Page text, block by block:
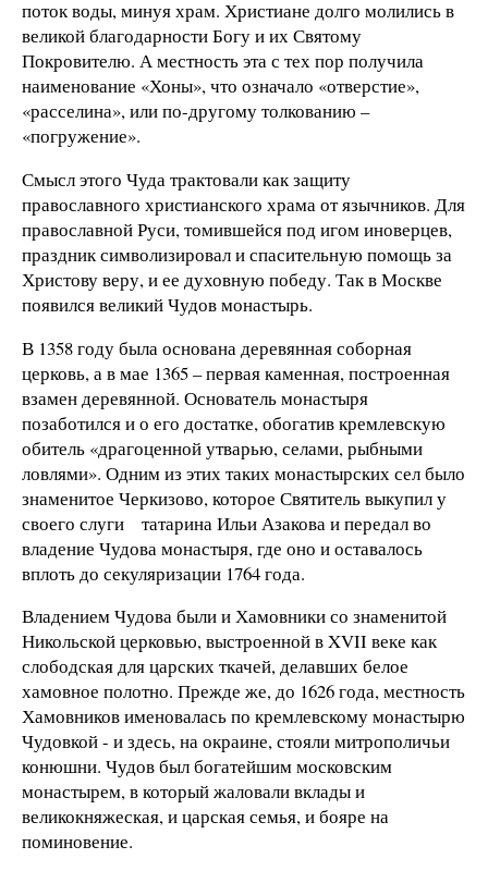
поток воды, минуя храм. Христиане долго молились в
великой благодарности Богу и их Святому
Покровителю. А местность эта с тех пор получила
наименование «Хоны», что означало «отверстие»,
«расселина», или по-другому толкованию –
«погружение».
Смысл этого Чуда трактовали как защиту
православного христианского храма от язычников. Для
православной Руси, томившейся под игом иноверцев,
праздник символизировал и спасительную помощь за
Христову веру, и ее духовную победу. Так в Москве
появился великий Чудов монастырь.
В 1358 году была основана деревянная соборная
церковь, а в мае 1365 – первая каменная, построенная
взамен деревянной. Основатель монастыря
позаботился и о его достатке, обогатив кремлевскую
обитель «драгоценной утварью, селами, рыбными
ловлями». Одним из этих таких монастырских сел было
знаменитое Черкизово, которое Святитель выкупил у
своего слуги татарина Ильи Азакова и передал во
владение Чудова монастыря, где оно и оставалось
вплоть до секуляризации 1764 года.
Владением Чудова были и Хамовники со знаменитой
Никольской церковью, выстроенной в XVII веке как
слободская для царских ткачей, делавших белое
хамовное полотно. Прежде же, до 1626 года, местность
Хамовников именовалась по кремлевскому монастырю
Чудовкой - и здесь, на окраине, стояли митрополичьи
конюшни. Чудов был богатейшим московским
монастырем, в который жаловали вклады и
великокняжеская, и царская семья, и бояре на
поминовение.